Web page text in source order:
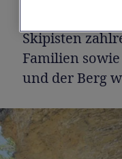
Skipisten
Familien
und der Berg